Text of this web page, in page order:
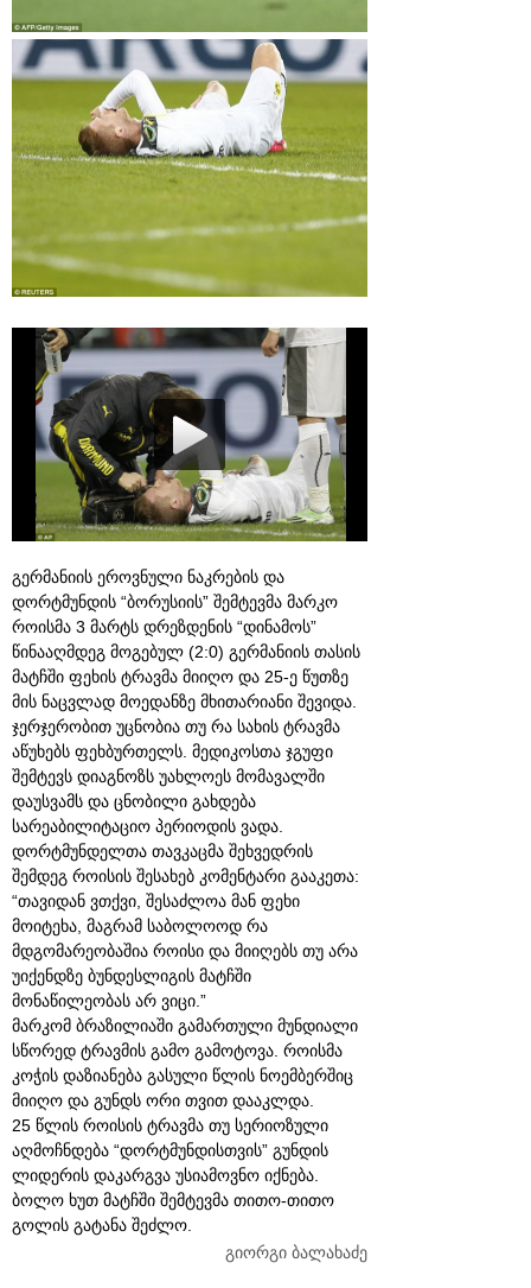
გერმანიის ეროვნული ნაკრების და
დორტმუნდის “ბორუსიის” შემტევმა მარკო
როისმა 3 მარტს დრეზდენის “დინამოს”
წინააღმდეგ მოგებულ (2:0) გერმანიის თასის
მატჩში ფეხის ტრავმა მიიღო და 25-ე წუთზე
მის ნაცვლად მოედანზე მხითარიანი შევიდა.
ჯერჯერობით უცნობია თუ რა სახის ტრავმა
აწუხებს ფეხბურთელს. მედიკოსთა ჯგუფი
შემტევს დიაგნოზს უახლოეს მომავალში
დაუსვამს და ცნობილი გახდება
სარეაბილიტაციო პერიოდის ვადა.
დორტმუნდელთა თავკაცმა შეხვედრის
შემდეგ როისის შესახებ კომენტარი გააკეთა:
“თავიდან ვთქვი, შესაძლოა მან ფეხი
მოიტეხა, მაგრამ საბოლოოდ რა
მდგომარეობაშია როისი და მიიღებს თუ არა
უიქენდზე ბუნდესლიგის მატჩში
მონაწილეობას არ ვიცი.”
მარკომ ბრაზილიაში გამართული მუნდიალი
სწორედ ტრავმის გამო გამოტოვა. როისმა
კოჭის დაზიანება გასული წლის ნოემბერშიც
მიიღო და გუნდს ორი თვით დააკლდა.
25 წლის როისის ტრავმა თუ სერიოზული
აღმოჩნდება “დორტმუნდისთვის” გუნდის
ლიდერის დაკარგვა უსიამოვნო იქნება.
ბოლო ხუთ მატჩში შემტევმა თითო-თითო
გოლის გატანა შეძლო.
გიორგი ბალახაძე